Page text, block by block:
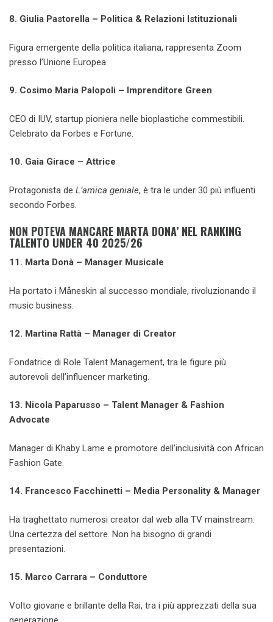
8. Giulia Pastorella – Politica & Relazioni Istituzionali
Figura emergente della politica italiana, rappresenta Zoom
presso l’Unione Europea.
9. Cosimo Maria Palopoli – Imprenditore Green
CEO di IUV, startup pioniera nelle bioplastiche commestibili.
Celebrato da Forbes e Fortune.
10. Gaia Girace – Attrice
Protagonista de L’amica geniale, è tra le under 30 più influenti
secondo Forbes.
NON POTEVA MANCARE MARTA DONA’ NEL RANKING
TALENTO UNDER 40 2025/26
11. Marta Donà – Manager Musicale
Ha portato i Måneskin al successo mondiale, rivoluzionando il
music business.
12. Martina Rattà – Manager di Creator
Fondatrice di Role Talent Management, tra le figure più
autorevoli dell’influencer marketing.
13. Nicola Paparusso – Talent Manager & Fashion
Advocate
Manager di Khaby Lame e promotore dell’inclusività con African
Fashion Gate.
14. Francesco Facchinetti – Media Personality & Manager
Ha traghettato numerosi creator dal web alla TV mainstream.
Una certezza del settore. Non ha bisogno di grandi
presentazioni.
15. Marco Carrara – Conduttore
Volto giovane e brillante della Rai, tra i più apprezzati della sua